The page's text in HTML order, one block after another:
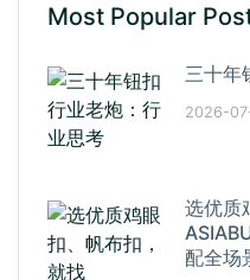
Most Popular
三十年
2026-
选优质
配全场